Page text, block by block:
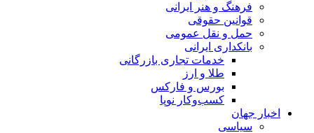
فرهنگ و هنر ایرانی
قوانین حقوقی
حمل و نقل عمومی
بانکداری ایرانی
خدمات تجاری بازرگانی
طلا و ارز
بورس و فارکس
کسب‌وکار نوپا
اخبار جهان
سیاسی